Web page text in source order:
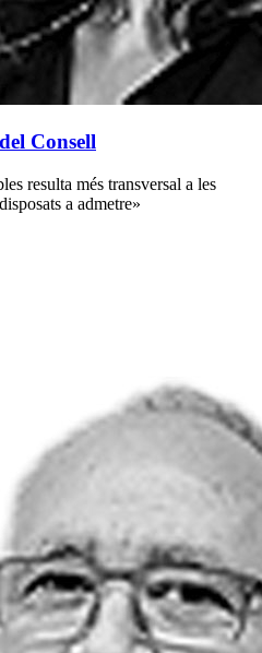
Consell
resulta més transversal a les
a admetre»